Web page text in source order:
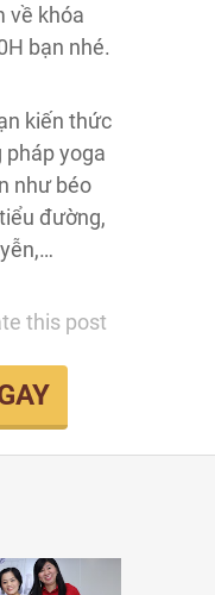
về khóa
bạn nhé.
kiến thức
pháp yoga
như béo
đường,
this post